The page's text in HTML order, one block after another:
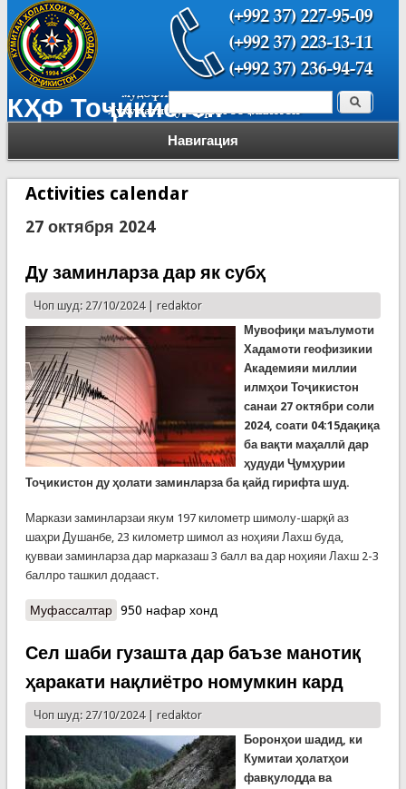
КҲФ Тоҷикистон
Навигация
Форма поиска Поиск
Activities calendar
27 октября 2024
Ду заминларза дар як субҳ
Чоп шуд: 27/10/2024 | redaktor
Мувофиқи маълумоти
Хадамоти геофизикии
Академияи миллии
илмҳои Тоҷикистон
санаи 27 октябри соли
2024, соати 04:15дақиқа
ба вақти маҳаллӣ дар
ҳудуди Ҷумҳурии
Тоҷикистон ду ҳолати заминларза ба қайд гирифта шуд.
Маркази заминларзаи якум 197 километр шимолу-шарқӣ аз
шаҳри Душанбе, 23 километр шимол аз ноҳияи Лахш буда,
қувваи заминларза дар марказаш 3 балл ва дар ноҳияи Лахш 2-3
баллро ташкил додааст.
Муфассалтаро Ду заминларза дар як субҳ
950 нафар хонд
Сел шаби гузашта дар баъзе манотиқ
ҳаракати нақлиётро номумкин кард
Чоп шуд: 27/10/2024 | redaktor
Боронҳои шадид, ки
Кумитаи ҳолатҳои
фавқулодда ва